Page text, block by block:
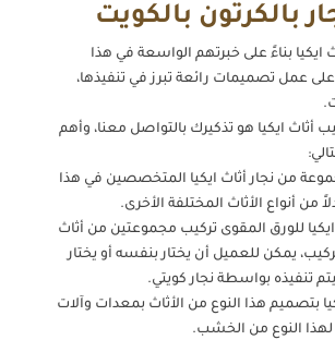
بالكرتون بالكويت
ايكيا بناءً على خبرتهم الواسعة في هذا
عمل تصميمات رائعة تبرز في تنفيذها،
أثاث ايكيا هو تذكيرك بالتواصل معنا، وأهم
من نجار أثاث ايكيا المتخصصين في هذا
من أنواع الأثاث المختلفة الأخرى.
للورق المقوى تركيب مجموعتين من أثاث
يمكن للعميل أن يختار بنفسه أو يختار
تنفيذه بواسطة نجار كويتي.
بتصميم هذا النوع من الأثاث بمعدات وآلات
النوع من الخشب.